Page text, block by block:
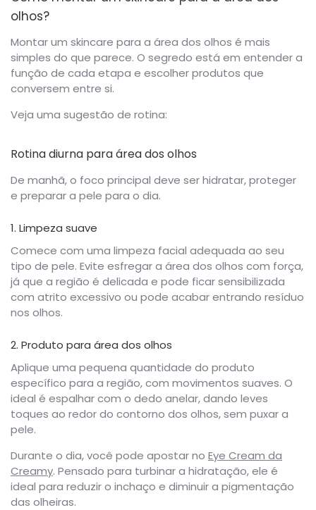
olhos?
Montar um skincare para a área dos olhos é mais
simples do que parece. O segredo está em entender a
função de cada etapa e escolher produtos que
conversem entre si.
Veja uma sugestão de rotina:
Rotina diurna para área dos olhos
De manhã, o foco principal deve ser hidratar, proteger
e preparar a pele para o dia.
1. Limpeza suave
Comece com uma limpeza facial adequada ao seu
tipo de pele. Evite esfregar a área dos olhos com força,
já que a região é delicada e pode ficar sensibilizada
com atrito excessivo ou pode acabar entrando resíduo
nos olhos.
2. Produto para área dos olhos
Aplique uma pequena quantidade do produto
específico para a região, com movimentos suaves. O
ideal é espalhar com o dedo anelar, dando leves
toques ao redor do contorno dos olhos, sem puxar a
pele.
Durante o dia, você pode apostar no Eye Cream da
Creamy. Pensado para turbinar a hidratação, ele é
ideal para reduzir o inchaço e diminuir a pigmentação
das olheiras.